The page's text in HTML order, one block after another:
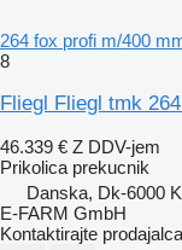
264 fox profi m/400
8
Fliegl Fliegl tmk
46.339 € Z DDV-jem
Prikolica prekucnik
Danska, Dk-6000
E-FARM GmbH
Kontaktirajte prodajalca